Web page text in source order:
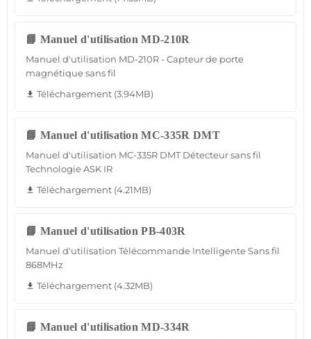
📘 Manuel d'utilisation MD-210R
Manuel d'utilisation MD-210R - Capteur de porte
magnétique sans fil
file_download Téléchargement (3.94MB)
📘 Manuel d'utilisation MC-335R DMT
Manuel d'utilisation MC-335R DMT Détecteur sans fil
Technologie ASK IR
file_download Téléchargement (4.21MB)
📘 Manuel d'utilisation PB-403R
Manuel d'utilisation Télécommande Intelligente Sans fil
868MHz
file_download Téléchargement (4.32MB)
📘 Manuel d'utilisation MD-334R